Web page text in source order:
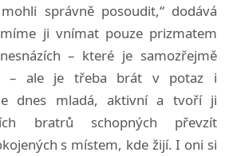
správně posoudit,“ dodává
ji vnímat pouze prizmatem
– které je samozřejmě
– ale je třeba brát v potaz i
dnes mladá, aktivní a tvoří ji
bratrů schopných převzít
s místem, kde žijí. I oni si